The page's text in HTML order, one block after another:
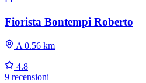
Fiorista Bontempi Roberto
A 0.56 km
4.8
9 recensioni